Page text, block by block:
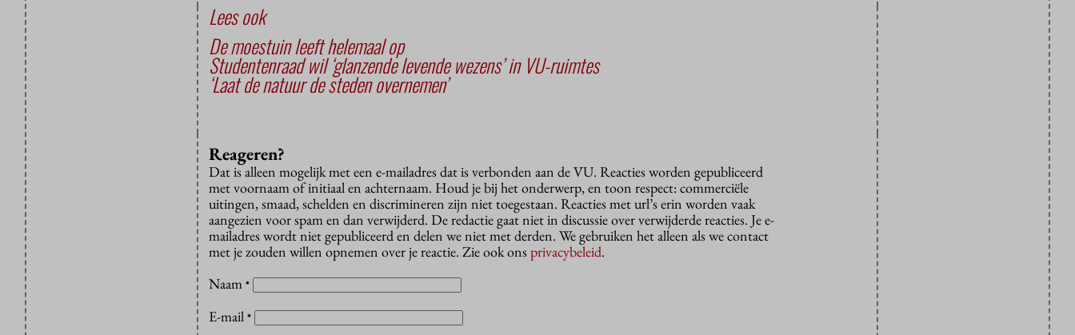
Lees ook
De moestuin leeft helemaal op
Studentenraad wil ‘glanzende levende wezens’ in VU-ruimtes
‘Laat de natuur de steden overnemen’
Reageren?
Dat is alleen mogelijk met een e-mailadres dat is verbonden aan de VU. Reacties worden gepubliceerd
met voornaam of initiaal en achternaam. Houd je bij het onderwerp, en toon respect: commerciële
uitingen, smaad, schelden en discrimineren zijn niet toegestaan. Reacties met url’s erin worden vaak
aangezien voor spam en dan verwijderd. De redactie gaat niet in discussie over verwijderde reacties. Je e-
mailadres wordt niet gepubliceerd en delen we niet met derden. We gebruiken het alleen als we contact
met je zouden willen opnemen over je reactie. Zie ook onsprivacybeleid.
Naam *
E-mail *